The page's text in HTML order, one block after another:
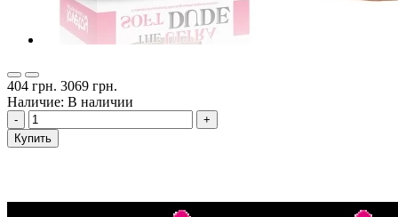
404 грн. 3069 грн.
Наличие: В наличии
-
+
Купить